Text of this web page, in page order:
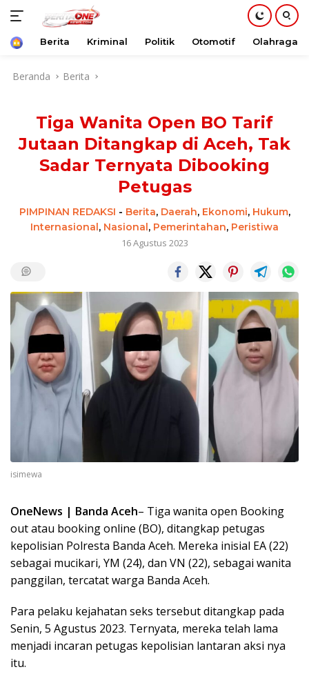
Beranda
Berita Kriminal Politik Otomotif Olahraga
Beranda Berita
Tiga Wanita Open BO Tarif
Jutaan Ditangkap di Aceh, Tak
Sadar Ternyata Dibooking
Petugas
PIMPINAN REDAKSI - Berita, Daerah, Ekonomi, Hukum,
Internasional, Nasional, Pemerintahan, Peristiwa
16 Agustus 2023
isimewa
OneNews | Banda Aceh– Tiga wanita open Booking
out atau booking online (BO), ditangkap petugas
kepolisian Polresta Banda Aceh. Mereka inisial EA (22)
sebagai mucikari, YM (24), dan VN (22), sebagai wanita
panggilan, tercatat warga Banda Aceh.
Para pelaku kejahatan seks tersebut ditangkap pada
Senin, 5 Agustus 2023. Ternyata, mereka telah lama
menjadi incaran petugas kepolisian lantaran aksi nya
itu.